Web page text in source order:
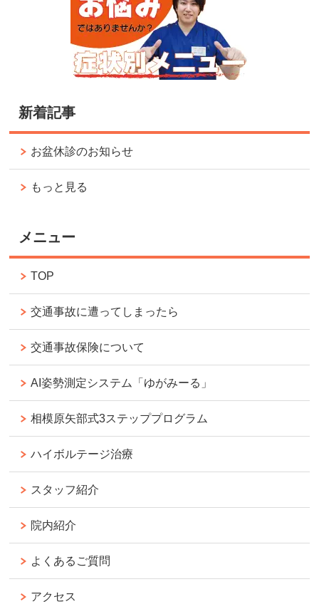
新着記事
お盆休診のお知らせ
もっと見る
メニュー
TOP
交通事故に遭ってしまったら
交通事故保険について
AI姿勢測定システム「ゆがみーる」
相模原矢部式3ステッププログラム
ハイボルテージ治療
スタッフ紹介
院内紹介
よくあるご質問
アクセス